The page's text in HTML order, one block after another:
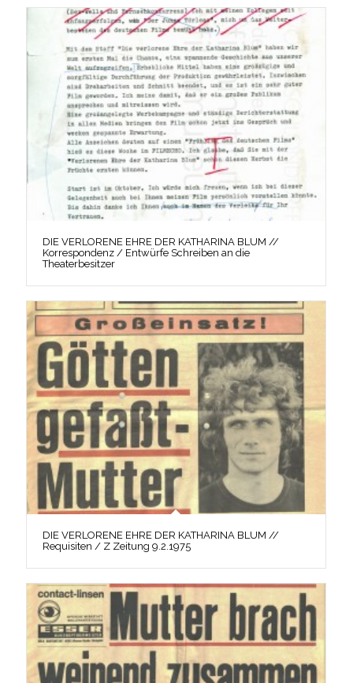
DIE VERLORENE EHRE DER KATHARINA BLUM //
Korrespondenz / Entwürfe Schreiben an die
Theaterbesitzer
DIE VERLORENE EHRE DER KATHARINA BLUM //
Requisiten / Z Zeitung 9.2.1975